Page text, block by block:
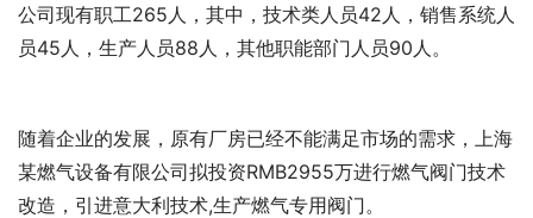
公司现有职工265人，其中，技术类人员42人，销售系统人
员45人，生产人员88人，其他职能部门人员90人。
随着企业的发展，原有厂房已经不能满足市场的需求，上海
某燃气设备有限公司拟投资RMB2955万进行燃气阀门技术
改造，引进意大利技术,生产燃气专用阀门。